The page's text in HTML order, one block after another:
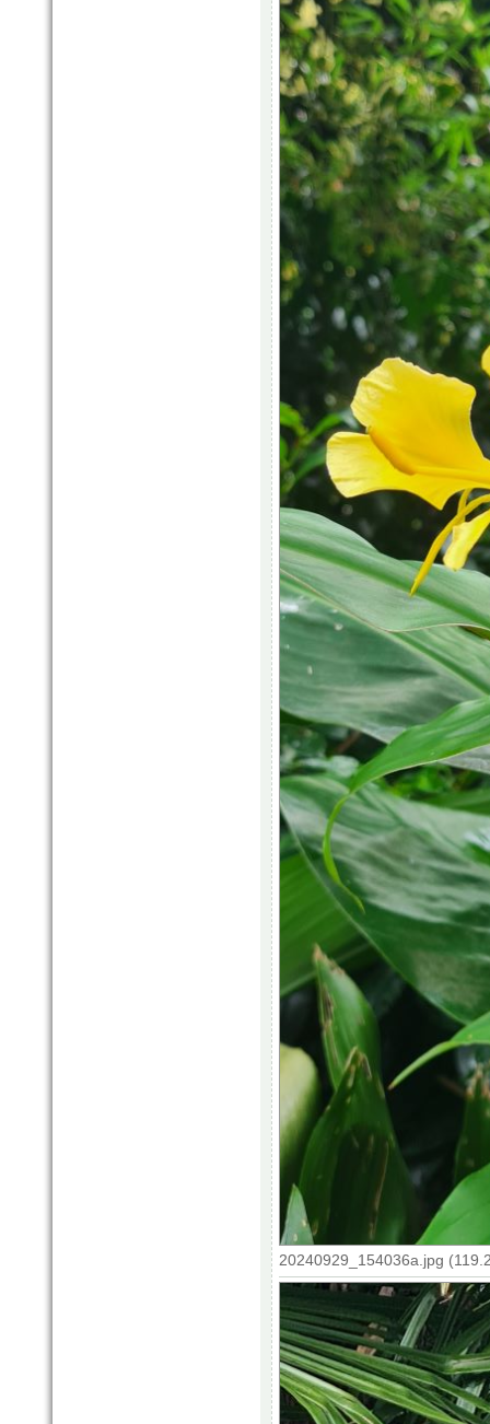
20240929_154036a.jpg